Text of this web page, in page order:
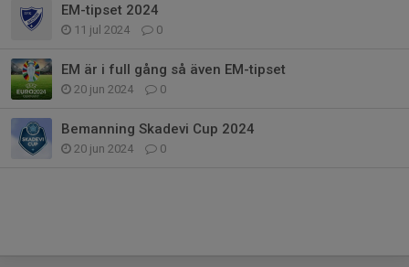
EM-tipset 2024
11 jul 2024 0
EM är i full gång så även EM-tipset
20 jun 2024 0
Bemanning Skadevi Cup 2024
20 jun 2024 0